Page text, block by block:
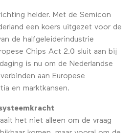
helder. Met de Semicon
een koers uitgezet voor de
de halfgeleiderindustrie
Chips Act 2.0 sluit aan bij
is nu om de Nederlandse
aan Europese
en marktkansen.
het niet alleen om de vraag